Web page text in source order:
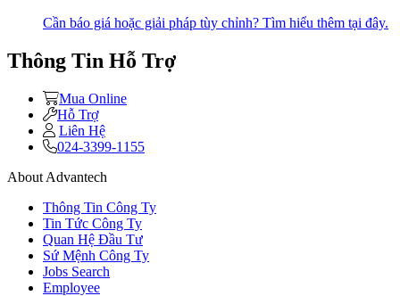
Cần báo giá hoặc giải pháp tùy chỉnh? Tìm hiểu thêm tại đây.
Thông Tin Hỗ Trợ
Mua Online
Hỗ Trợ
Liên Hệ
024-3399-1155
About Advantech
Thông Tin Công Ty
Tin Tức Công Ty
Quan Hệ Đầu Tư
Sứ Mệnh Công Ty
Jobs Search
Employee